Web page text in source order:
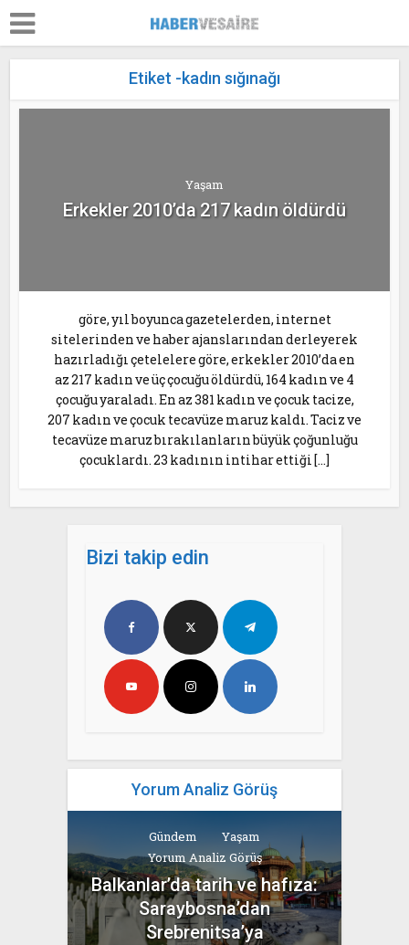
Etiket -kadın sığınağı
Yaşam
Erkekler 2010’da 217 kadın öldürdü
göre, yıl boyunca gazetelerden, internet
sitelerinden ve haber ajanslarından derleyerek
hazırladığı çetelelere göre, erkekler 2010’da en
az 217 kadın ve üç çocuğu öldürdü, 164 kadın ve 4
çocuğu yaraladı. En az 381 kadın ve çocuk tacize,
207 kadın ve çocuk tecavüze maruz kaldı. Taciz ve
tecavüze maruz bırakılanların büyük çoğunluğu
çocuklardı. 23 kadının intihar ettiği […]
Bizi takip edin
Yorum Analiz Görüş
Gündem
Yaşam
Yorum Analiz Görüş
Balkanlar’da tarih ve hafıza:
Saraybosna’dan
Srebrenitsa’ya